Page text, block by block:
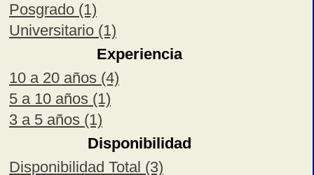
Posgrado (1)
Universitario (1)
Experiencia
10 a 20 años (4)
5 a 10 años (1)
3 a 5 años (1)
Disponibilidad
Disponibilidad Total (3)